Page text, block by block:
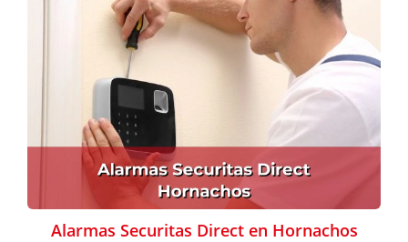
Alarmas Securitas Direct en Hornachos